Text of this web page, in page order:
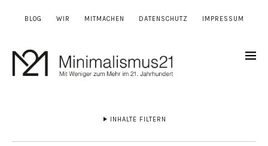
BLOG WIR MITMACHEN DATENSCHUTZ IMPRESSUM
INHALTE FILTERN